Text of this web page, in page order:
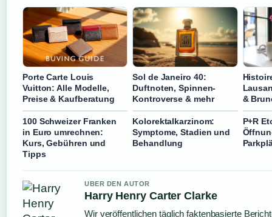
Porte Carte Louis
Vuitton: Alle Modelle,
Preise & Kaufberatung
Sol de Janeiro 40:
Duftnoten, Spinnen-
Kontroverse & mehr
&
100 Schweizer Franken
in Euro umrechnen:
Kurs, Gebühren und
Tipps
Kolorektalkarzinom:
Symptome, Stadien und
Behandlung
P+R
UBER DEN AUTOR
Harry Henry Carter Clarke
Wir veröffentlichen täglich faktenbasierte